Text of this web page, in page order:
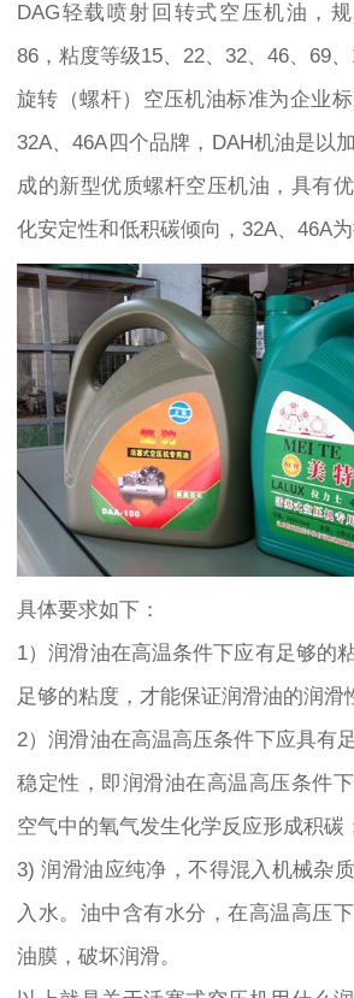
DAG轻载喷射回转式空压机油，
86，粘度等级15、22、32、46、69
旋转（螺杆）空压机油标准为企业标
32A、46A四个品牌，DAH机油是以
成的新型优质螺杆空压机油，具有
化安定性和低积碳倾向，32A、46A为
具体要求如下：
1）润滑油在高温条件下应有足够的
足够的粘度，才能保证润滑油的润滑
2）润滑油在高温高压条件下应具有
稳定性，即润滑油在高温高压条件
空气中的氧气发生化学反应形成积碳
3) 润滑油应纯净，不得混入机械杂
入水。油中含有水分，在高温高压
油膜，破坏润滑。